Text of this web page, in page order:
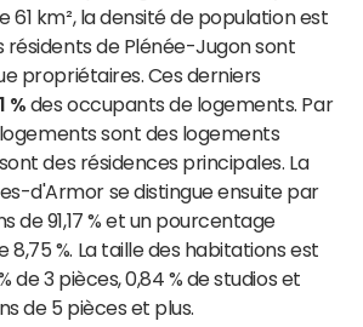
61 km², la densité de population est
résidents de Plénée-Jugon sont
propriétaires. Ces derniers
% des occupants de logements. Par
logements sont des logements
des résidences principales. La
d'Armor se distingue ensuite par
de 91,17 % et un pourcentage
8,75 %. La taille des habitations est
de 3 pièces, 0,84 % de studios et
de 5 pièces et plus.